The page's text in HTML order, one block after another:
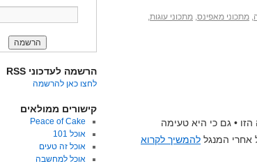
, מתכוני מאפינס, מתכוני עוגות,
הזו • גם כי היא טעימה
אחרי המנגל להמשיך לקרוא
הרשמה לעדכוני RSS
לחצו כאן להרשמה
קישורים ממולאים
Peace of Cake
אוכל 101
אוכל זה טעים
אוכל למחשבה